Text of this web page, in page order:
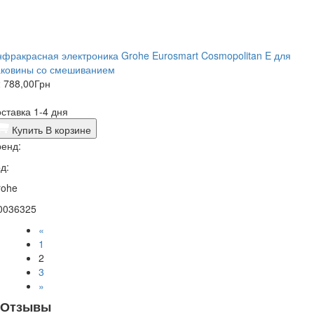
электроника Grohe Eurosmart Cosmopolitan E для
со смешиванием
788,00Грн
1-4 дня
Купить В корзине
«
1
2
3
»
Отзывы